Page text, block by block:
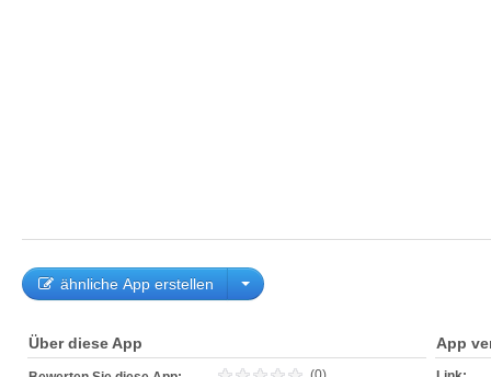
ähnliche App erstellen
Über diese App App